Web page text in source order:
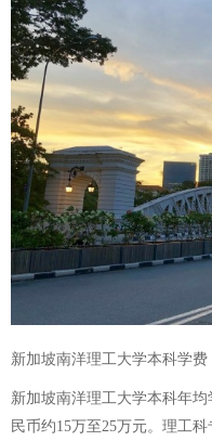
新加坡南洋理工大学本科学费
新加坡南洋理工大学本科年
民币约15万至25万元。理工